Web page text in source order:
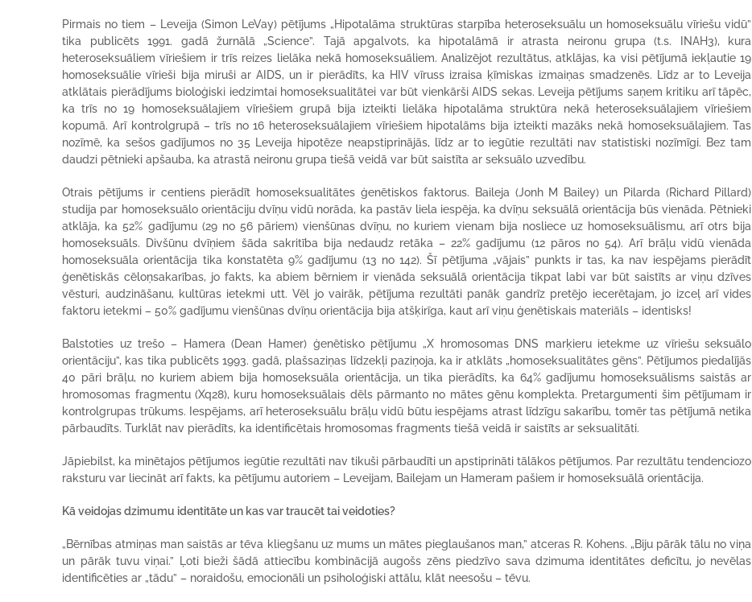
Pirmais no tiem – Leveija (Simon LeVay) pētījums „Hipotalāma struktūras starpība heteroseksuālu un homoseksuālu vīriešu vidū”
tika publicēts 1991. gadā žurnālā „Science”. Tajā apgalvots, ka hipotalāmā ir atrasta neironu grupa (t.s. INAH3), kura
heteroseksuāliem vīriešiem ir trīs reizes lielāka nekā homoseksuāliem. Analizējot rezultātus, atklājas, ka visi pētījumā iekļautie 19
homoseksuālie vīrieši bija miruši ar AIDS, un ir pierādīts, ka HIV vīruss izraisa ķīmiskas izmaiņas smadzenēs. Līdz ar to Leveija
atklātais pierādījums bioloģiski iedzimtai homoseksualitātei var būt vienkārši AIDS sekas. Leveija pētījums saņem kritiku arī tāpēc,
ka trīs no 19 homoseksuālajiem vīriešiem grupā bija izteikti lielāka hipotalāma struktūra nekā heteroseksuālajiem vīriešiem
kopumā. Arī kontrolgrupā – trīs no 16 heteroseksuālajiem vīriešiem hipotalāms bija izteikti mazāks nekā homoseksuālajiem. Tas
nozīmē, ka sešos gadījumos no 35 Leveija hipotēze neapstiprinājās, līdz ar to iegūtie rezultāti nav statistiski nozīmīgi. Bez tam
daudzi pētnieki apšauba, ka atrastā neironu grupa tiešā veidā var būt saistīta ar seksuālo uzvedību.
Otrais pētījums ir centiens pierādīt homoseksualitātes ģenētiskos faktorus. Baileja (Jonh M Bailey) un Pilarda (Richard Pillard)
studija par homoseksuālo orientāciju dvīņu vidū norāda, ka pastāv liela iespēja, ka dvīņu seksuālā orientācija būs vienāda. Pētnieki
atklāja, ka 52% gadījumu (29 no 56 pāriem) vienšūnas dvīņu, no kuriem vienam bija nosliece uz homoseksuālismu, arī otrs bija
homoseksuāls. Divšūnu dvīņiem šāda sakritība bija nedaudz retāka – 22% gadījumu (12 pāros no 54). Arī brāļu vidū vienāda
homoseksuāla orientācija tika konstatēta 9% gadījumu (13 no 142). Šī pētījuma „vājais” punkts ir tas, ka nav iespējams pierādīt
ģenētiskās cēloņsakarības, jo fakts, ka abiem bērniem ir vienāda seksuālā orientācija tikpat labi var būt saistīts ar viņu dzīves
vēsturi, audzināšanu, kultūras ietekmi utt. Vēl jo vairāk, pētījuma rezultāti panāk gandrīz pretējo iecerētajam, jo izceļ arī vides
faktoru ietekmi – 50% gadījumu vienšūnas dvīņu orientācija bija atšķirīga, kaut arī viņu ģenētiskais materiāls – identisks!
Balstoties uz trešo – Hamera (Dean Hamer) ģenētisko pētījumu „X hromosomas DNS marķieru ietekme uz vīriešu seksuālo
orientāciju”, kas tika publicēts 1993. gadā, plašsaziņas līdzekļi paziņoja, ka ir atklāts „homoseksualitātes gēns”. Pētījumos piedalījās
40 pāri brāļu, no kuriem abiem bija homoseksuāla orientācija, un tika pierādīts, ka 64% gadījumu homoseksuālisms saistās ar
hromosomas fragmentu (Xq28), kuru homoseksuālais dēls pārmanto no mātes gēnu komplekta. Pretargumenti šim pētījumam ir
kontrolgrupas trūkums. Iespējams, arī heteroseksuālu brāļu vidū būtu iespējams atrast līdzīgu sakarību, tomēr tas pētījumā netika
pārbaudīts. Turklāt nav pierādīts, ka identificētais hromosomas fragments tiešā veidā ir saistīts ar seksualitāti.
Jāpiebilst, ka minētajos pētījumos iegūtie rezultāti nav tikuši pārbaudīti un apstiprināti tālākos pētījumos. Par rezultātu tendenciozo
raksturu var liecināt arī fakts, ka pētījumu autoriem – Leveijam, Bailejam un Hameram pašiem ir homoseksuālā orientācija.
Kā veidojas dzimumu identitāte un kas var traucēt tai veidoties?
„Bērnības atmiņas man saistās ar tēva kliegšanu uz mums un mātes pieglaušanos man,” atceras R. Kohens. „Biju pārāk tālu no viņa
un pārāk tuvu viņai.” Ļoti bieži šādā attiecību kombinācijā augošs zēns piedzīvo sava dzimuma identitātes deficītu, jo nevēlas
identificēties ar „tādu” – noraidošu, emocionāli un psiholoģiski attālu, klāt neesošu – tēvu.